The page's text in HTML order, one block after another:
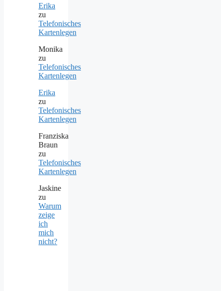
Erika
zu
Telefonisches
Kartenlegen
Monika
zu
Telefonisches
Kartenlegen
Erika
zu
Telefonisches
Kartenlegen
Franziska
Braun
zu
Telefonisches
Kartenlegen
Jaskine
zu
Warum
zeige
ich
mich
nicht?